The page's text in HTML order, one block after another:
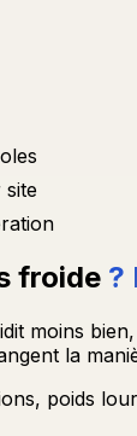
site
froide ?
moins
la
poids